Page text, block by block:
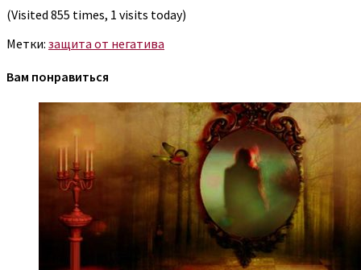
(Visited 855 times, 1 visits today)
Метки: защита от негатива
Вам понравиться